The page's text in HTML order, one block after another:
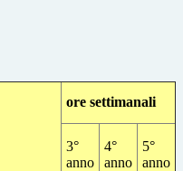
ore settimanali
3°
anno
4°
anno
5°
anno